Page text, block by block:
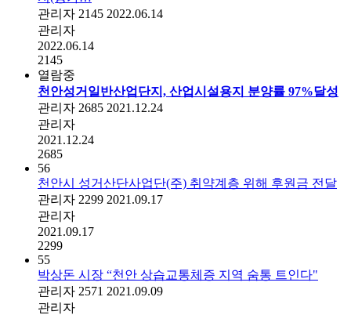
관리자 2145 2022.06.14
관리자
2022.06.14
2145
열람중
천안성거일반산업단지, 산업시설용지 분양률 97%달성
관리자 2685 2021.12.24
관리자
2021.12.24
2685
56
천안시 성거산단사업단(주) 취약계층 위해 후원금 전달
관리자 2299 2021.09.17
관리자
2021.09.17
2299
55
박상돈 시장 “천안 상습교통체증 지역 숨통 트인다"
관리자 2571 2021.09.09
관리자